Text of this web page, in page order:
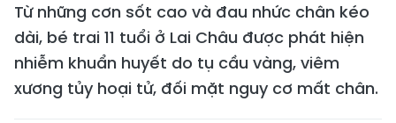
Từ những cơn sốt cao và đau nhức chân kéo
dài, bé trai 11 tuổi ở Lai Châu được phát hiện
nhiễm khuẩn huyết do tụ cầu vàng, viêm
xương tủy hoại tử, đối mặt nguy cơ mất chân.